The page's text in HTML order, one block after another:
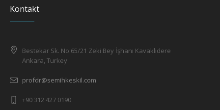
Kontakt
Bestekar Sk. No:65/21 Zeki Bey İşhanı Kavaklıdere
Ankara, Turkey
profdr@semihkeskil.com
+90 312 427 0190